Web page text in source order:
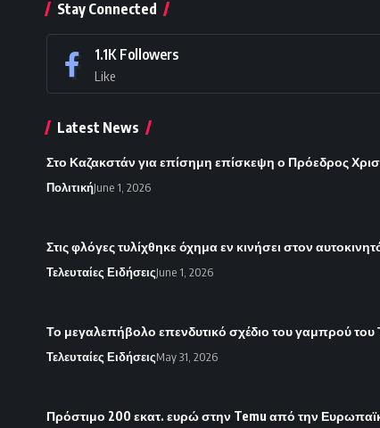
Stay Connected
1.1K Followers
Like
Latest News
Στο Καζακστάν για επίσημη επίσκεψη ο Πρόεδρος
ΠολιτικήJune 1, 2026
Στις φλόγες τυλίχθηκε όχημα εν κινήσει στον
Τελευταίες ΕιδήσειςJune 1, 2026
Το μεγαλεπήβολο επενδυτικό σχέδιο του γαμπρού
Τελευταίες ΕιδήσειςMay 31, 2026
Πρόστιμο 200 εκατ. ευρώ στην Temu από την